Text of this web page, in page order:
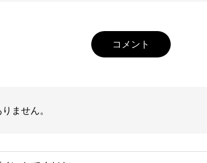
コメント
ません。